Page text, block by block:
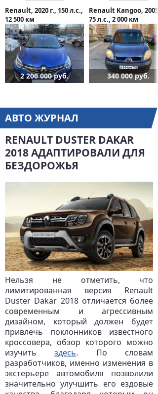
Renault, 2020 г., 150 л.с.,
12 500 км
2 200 000 руб.
Renault Kangoo, 2005
75 л.с., 2 000 км
340 000 руб.
АВТО ЖУРНАЛ
RENAULT DUSTER DAKAR
2018 АДАПТИРОВАЛИ ДЛЯ
БЕЗДОРОЖЬЯ
Нельзя не отметить, что
лимитированная версия Renault
Duster Dakar 2018 отличается более
современным и агрессивным
дизайном, который должен будет
привлечь поклонников известного
кроссовера, обзор которого можно
изучитьздесь. По словам
разработчиков, именно изменения в
экстерьере автомобиля позволили
значительно улучшить его ездовые